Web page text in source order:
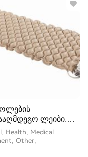
ლეიბი.
სმ ✅მაქსიმ
Health, Medical
Other